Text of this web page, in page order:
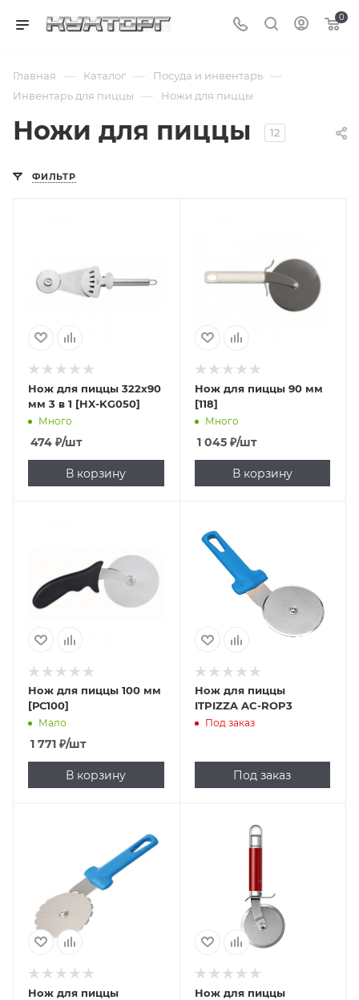
0
Главная — Каталог — Посуда и инвентарь —
Инвентарь для пиццы — Ножи для пиццы
Ножи для пиццы 12
ФИЛЬТР
Нож для пиццы 322х90
мм 3 в 1 [HX-KG050]
Много
474 ₽/шт
В корзину
Нож для пиццы 90 мм
[118]
Много
1 045₽/шт
В корзину
Нож для пиццы 100 мм
[РС100]
Мало
1 771 ₽/шт
В корзину
Нож для пиццы
ITPIZZA AC-ROP3
Под заказ
Под заказ
Нож для пиццы
Нож для пиццы